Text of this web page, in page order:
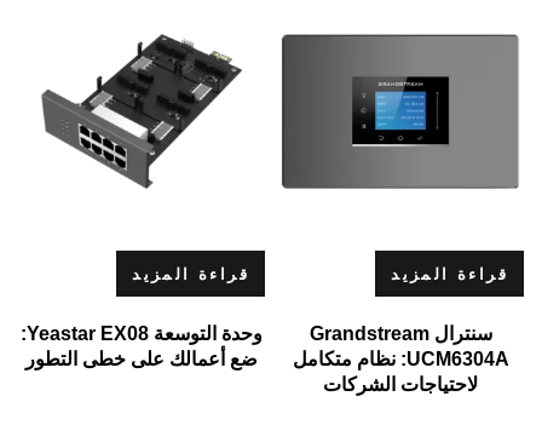
قراءة المزيد
سنترال Grandstream
UCM6304A: نظام متكامل
لاحتياجات الشركات
قراءة المزيد
وحدة التوسعة Yeastar EX08:
ضع أعمالك على خطى التطور